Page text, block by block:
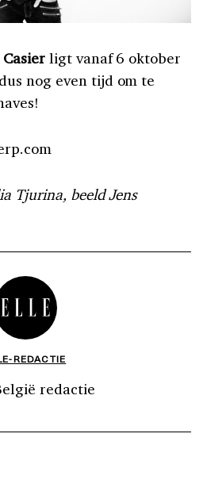
ligt vanaf 6 oktober
nog even tijd om te
Tjurina, beeld Jens
REDACTIE
redactie